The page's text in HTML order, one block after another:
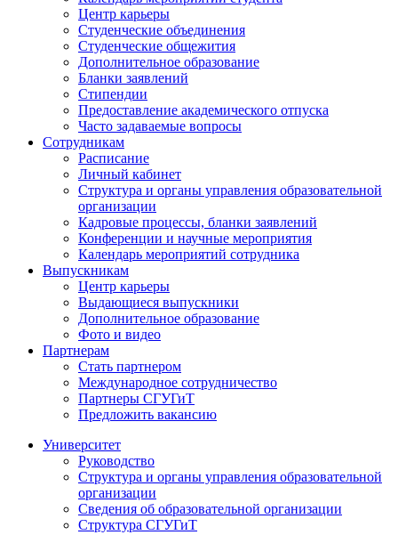
Центр карьеры
Студенческие объединения
Студенческие общежития
Дополнительное образование
Бланки заявлений
Стипендии
Предоставление академического отпуска
Часто задаваемые вопросы
Сотрудникам
Расписание
Личный кабинет
Структура и органы управления образовательной
организации
Кадровые процессы, бланки заявлений
Конференции и научные мероприятия
Календарь мероприятий сотрудника
Выпускникам
Центр карьеры
Выдающиеся выпускники
Дополнительное образование
Фото и видео
Партнерам
Стать партнером
Международное сотрудничество
Партнеры СГУГиТ
Предложить вакансию
Университет
Руководство
Структура и органы управления образовательной
организации
Сведения об образовательной организации
Структура СГУГиТ